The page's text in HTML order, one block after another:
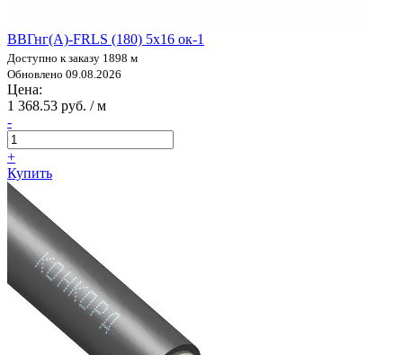
ВВГнг(А)-FRLS (180) 5х16 ок-1
Доступно к заказу 1898 м
Обновлено 09.08.2026
Цена:
1 368.53 руб. / м
-
+
Купить